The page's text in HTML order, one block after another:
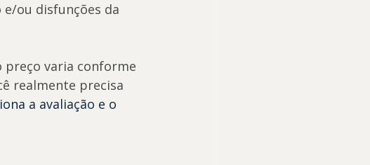
ou disfunções da
preço varia conforme
realmente precisa
a avaliação e o